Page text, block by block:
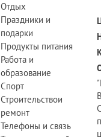
Отдых
Праздники и
подарки
Продукты питания
Работа и
образование
Спорт
Строительствои
ремонт
Телефоны и связь